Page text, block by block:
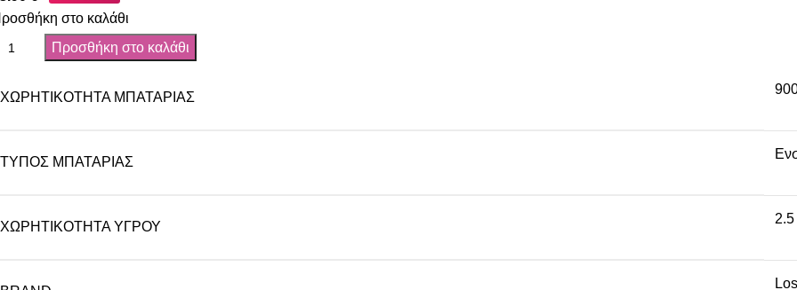
στο καλάθι
Προσθήκη στο καλάθι
ΧΩΡΗΤΙΚΌΤΗΤΑ ΜΠΑΤΑΡΊΑΣ
ΤΎΠΟΣ ΜΠΑΤΑΡΊΑΣ
ΧΩΡΗΤΙΚΌΤΗΤΑ ΥΓΡΟΎ
2.5